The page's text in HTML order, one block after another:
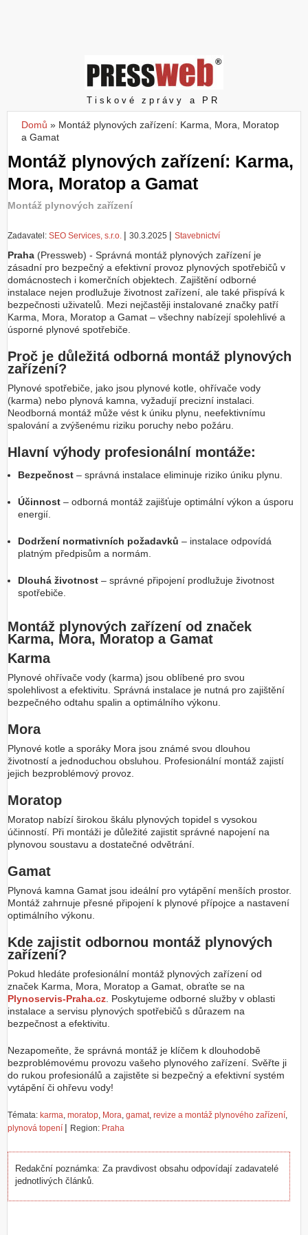
č
Pressweb
Tiskové zprávy a PR
Jste zde
Domů » Montáž plynových zařízení: Karma, Mora, Moratop
a Gamat
Montáž plynových zařízení: Karma,
Mora, Moratop a Gamat
Montáž plynových zařízení
Zadavatel: SEO Services, s.r.o. | 30.3.2025 | Stavebnictví
Praha (Pressweb) - Správná montáž plynových zařízení je
zásadní pro bezpečný a efektivní provoz plynových spotřebičů v
domácnostech i komerčních objektech. Zajištění odborné
instalace nejen prodlužuje životnost zařízení, ale také přispívá k
bezpečnosti uživatelů. Mezi nejčastěji instalované značky patří
Karma, Mora, Moratop a Gamat – všechny nabízejí spolehlivé a
úsporné plynové spotřebiče.
Proč je důležitá odborná montáž plynových
zařízení?
Plynové spotřebiče, jako jsou plynové kotle, ohřívače vody
(karma) nebo plynová kamna, vyžadují precizní instalaci.
Neodborná montáž může vést k úniku plynu, neefektivnímu
spalování a zvýšenému riziku poruchy nebo požáru.
Hlavní výhody profesionální montáže:
Bezpečnost – správná instalace eliminuje riziko úniku plynu.
Účinnost – odborná montáž zajišťuje optimální výkon a úsporu
energií.
Dodržení normativních požadavků – instalace odpovídá
platným předpisům a normám.
Dlouhá životnost – správné připojení prodlužuje životnost
spotřebiče.
Montáž plynových zařízení od značek
Karma, Mora, Moratop a Gamat
Karma
Plynové ohřívače vody (karma) jsou oblíbené pro svou
spolehlivost a efektivitu. Správná instalace je nutná pro zajištění
bezpečného odtahu spalin a optimálního výkonu.
Mora
Plynové kotle a sporáky Mora jsou známé svou dlouhou
životností a jednoduchou obsluhou. Profesionální montáž zajistí
jejich bezproblémový provoz.
Moratop
Moratop nabízí širokou škálu plynových topidel s vysokou
účinností. Při montáži je důležité zajistit správné napojení na
plynovou soustavu a dostatečné odvětrání.
Gamat
Plynová kamna Gamat jsou ideální pro vytápění menších prostor.
Montáž zahrnuje přesné připojení k plynové přípojce a nastavení
optimálního výkonu.
Kde zajistit odbornou montáž plynových
zařízení?
Pokud hledáte profesionální montáž plynových zařízení od
značek Karma, Mora, Moratop a Gamat, obraťte se na
Plynoservis-Praha.cz . Poskytujeme odborné služby v oblasti
instalace a servisu plynových spotřebičů s důrazem na
bezpečnost a efektivitu.
Nezapomeňte, že správná montáž je klíčem k dlouhodobě
bezproblémovému provozu vašeho plynového zařízení. Svěřte ji
do rukou profesionálů a zajistěte si bezpečný a efektivní systém
vytápění či ohřevu vody!
Témata: karma, moratop, Mora, gamat, revize a montáž plynového zařízení,
plynová topení | Region: Praha
Redakční poznámka: Za pravdivost obsahu odpovídají zadavatelé
jednotlivých článků.